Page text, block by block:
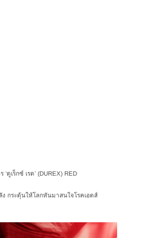
‘ดูเร็กซ์ เรด’ (DUREX) RED
ง กระตุ้นให้โลกหันมาสนใจโรคเอดส์